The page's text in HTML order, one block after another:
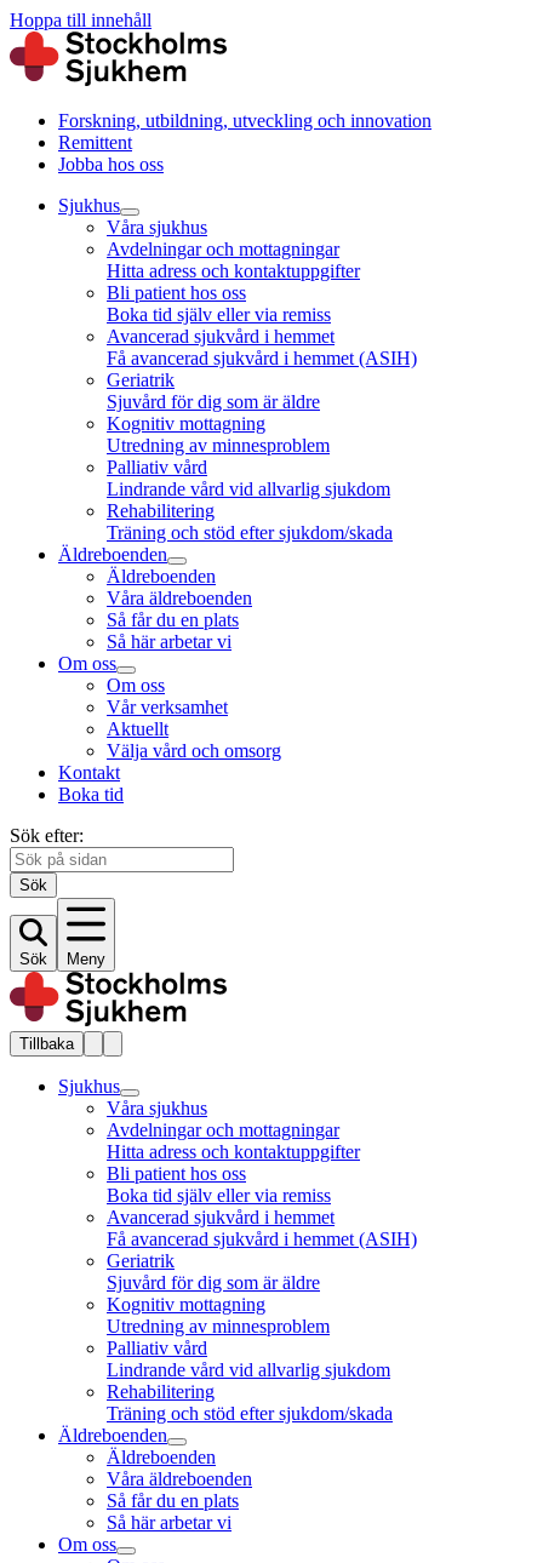
Hoppa till innehåll
Forskning, utbildning, utveckling och innovation
Remittent
Jobba hos oss
Sjukhus
Våra sjukhus
Avdelningar och mottagningar
Hitta adress och kontaktuppgifter
Bli patient hos oss
Boka tid själv eller via remiss
Avancerad sjukvård i hemmet
Få avancerad sjukvård i hemmet (ASIH)
Geriatrik
Sjuvård för dig som är äldre
Kognitiv mottagning
Utredning av minnesproblem
Palliativ vård
Lindrande vård vid allvarlig sjukdom
Rehabilitering
Träning och stöd efter sjukdom/skada
Äldreboenden
Äldreboenden
Våra äldreboenden
Så får du en plats
Så här arbetar vi
Om oss
Om oss
Vår verksamhet
Aktuellt
Välja vård och omsorg
Kontakt
Boka tid
Sök efter:
Sök
Sök Meny
Tillbaka
Sjukhus
Våra sjukhus
Avdelningar och mottagningar
Hitta adress och kontaktuppgifter
Bli patient hos oss
Boka tid själv eller via remiss
Avancerad sjukvård i hemmet
Få avancerad sjukvård i hemmet (ASIH)
Geriatrik
Sjuvård för dig som är äldre
Kognitiv mottagning
Utredning av minnesproblem
Palliativ vård
Lindrande vård vid allvarlig sjukdom
Rehabilitering
Träning och stöd efter sjukdom/skada
Äldreboenden
Äldreboenden
Våra äldreboenden
Så får du en plats
Så här arbetar vi
Om oss